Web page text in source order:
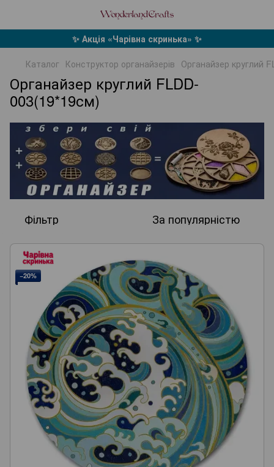
✨ Акція «Чарівна скринька» ✨
Каталог Конструктор органайзерів Органайзер круглий
Органайзер круглий FLDD-
003(19*19см)
Фільтр За популярністю
−20%